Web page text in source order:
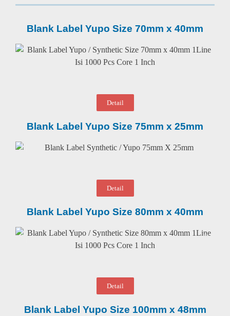
Blank Label Yupo Size 70mm x 40mm
Detail
Blank Label Yupo Size 75mm x 25mm
Detail
Blank Label Yupo Size 80mm x 40mm
Detail
Blank Label Yupo Size 100mm x 48mm